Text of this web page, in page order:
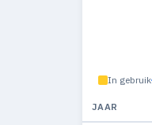
In gebruik
JAAR